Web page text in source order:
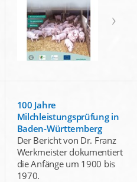
100 Jahre
Milchleistungsprüfung in
Baden-Württemberg
Der Bericht von Dr. Franz
Werkmeister dokumentiert
die Anfänge um 1900 bis
1970.